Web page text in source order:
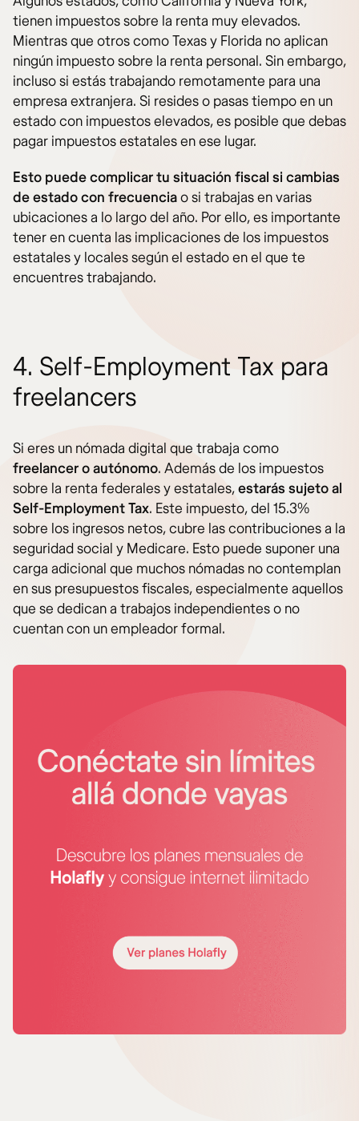
tienen impuestos sobre la renta muy elevados.
Mientras que otros como Texas y Florida no aplican
ningún impuesto sobre la renta personal. Sin embargo,
incluso si estás trabajando remotamente para una
empresa extranjera. Si resides o pasas tiempo en un
estado con impuestos elevados, es posible que debas
pagar impuestos estatales en ese lugar.
Esto puede complicar tu situación fiscal si cambias
de estado con frecuenciao si trabajas en varias
ubicaciones a lo largo del año. Por ello, es importante
tener en cuenta las implicaciones de los impuestos
estatales y locales según el estado en el que te
encuentres trabajando.
4. Self-Employment Tax para
freelancers
Si eres un nómada digital que trabaja como
freelancer o autónomo. Además de los impuestos
sobre la renta federales y estatales,estarás sujeto al
Self-Employment Tax. Este impuesto, del 15.3%
sobre los ingresos netos, cubre las contribuciones a la
seguridad social y Medicare. Esto puede suponer una
carga adicional que muchos nómadas no contemplan
en sus presupuestos fiscales, especialmente aquellos
que se dedican a trabajos independientes o no
cuentan con un empleador formal.